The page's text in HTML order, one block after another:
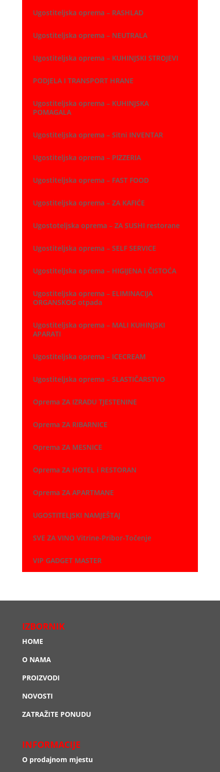
Ugostiteljska oprema – RASHLAD
Ugostiteljska oprema – NEUTRALA
Ugostiteljska oprema – KUHINJSKI STROJEVI
PODJELA I TRANSPORT HRANE
Ugostiteljska oprema – KUHINJSKA
POMAGALA
Ugostiteljska oprema – Sitni INVENTAR
Ugostiteljska oprema – PIZZERIA
Ugostiteljska oprema – FAST FOOD
Ugostiteljska oprema – ZA KAFIĆE
Ugostoteljska oprema – ZA SUSHI restorane
Ugostiteljska oprema – SELF SERVICE
Ugostiteljska oprema – HIGIJENA i ČISTOĆA
Ugostiteljska oprema – ELIMINACIJA
ORGANSKOG otpada
Ugostiteljska oprema – MALI KUHINJSKI
APARATI
Ugostiteljska oprema – ICECREAM
Ugostiteljska oprema – SLASTIČARSTVO
Oprema ZA IZRADU TJESTENINE
Oprema ZA RIBARNICE
Oprema ZA MESNICE
Oprema ZA HOTEL i RESTORAN
Oprema ZA APARTMANE
UGOSTITELJSKI NAMJEŠTAJ
SVE ZA VINO Vitrine-Pribor-Točenje
VIP GADGET MASTER
IZBORNIK
HOME
O NAMA
PROIZVODI
NOVOSTI
ZATRAŽITE PONUDU
INFORMACIJE
O prodajnom mjestu